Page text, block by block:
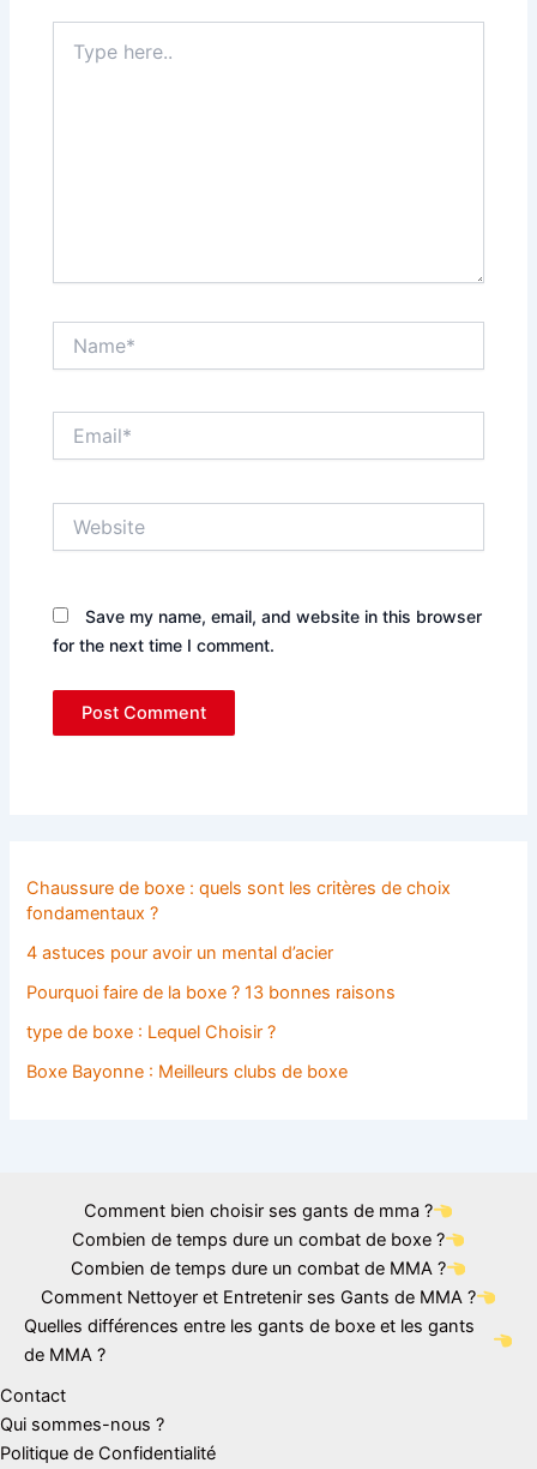
here..
Save my name, email, and website in this browser
for the next time I comment.
Chaussure de boxe : quels sont les critères de choix
fondamentaux ?
4 astuces pour avoir un mental d’acier
Pourquoi faire de la boxe ? 13 bonnes raisons
type de boxe : Lequel Choisir ?
Boxe Bayonne : Meilleurs clubs de boxe
Comment bien choisir ses gants de mma ?
Combien de temps dure un combat de boxe ?
Combien de temps dure un combat de MMA ?
Comment Nettoyer et Entretenir ses Gants de MMA ?
Quelles différences entre les gants de boxe et les gants
de MMA ?
Contact
Qui sommes-nous ?
Politique de Confidentialité